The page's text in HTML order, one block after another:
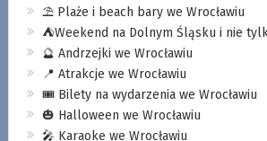
⛱️ Plaże i beach bary we Wrocławiu
⛺️Weekend na Dolnym Śląsku i nie
🔮 Andrzejki we Wrocławiu
📍 Atrakcje we Wrocławiu
🎟️ Bilety na wydarzenia we Wrocławiu
🎃 Halloween we Wrocławiu
🎤 Karaoke we Wrocławiu